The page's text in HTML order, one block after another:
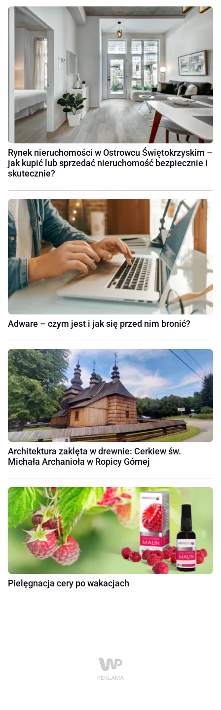
Rynek nieruchomości w Ostrowcu Świętokrzyskim –
jak kupić lub sprzedać nieruchomość bezpiecznie i
skutecznie?
Adware – czym jest i jak się przed nim bronić?
Architektura zaklęta w drewnie: Cerkiew św.
Michała Archanioła w Ropicy Górnej
Pielęgnacja cery po wakacjach